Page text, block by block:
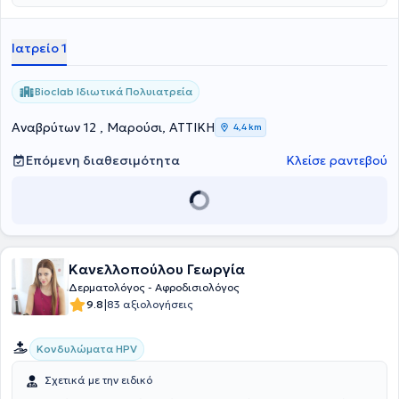
Διαθέτει πολυετή κλινική καθώς και ερευνητική εμπειρία
Ιατρείο 1
Bioclab Ιδιωτικά Πολυιατρεία
Αναβρύτων 12 , Μαρούσι, ΑΤΤΙΚΗ 4,4 km
Επόμενη διαθεσιμότητα Κλείσε ραντεβού
Κανελλοπούλου Γεωργία
Δερματολόγος - Αφροδισιολόγος
9.8|83 αξιολογήσεις
Κονδυλώματα HPV
Σχετικά με την ειδικό